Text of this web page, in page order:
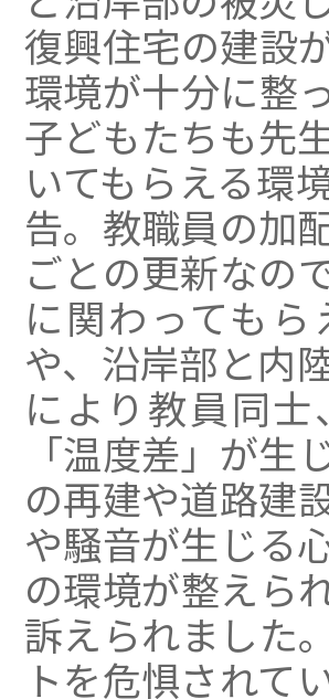
復興住宅の建設
環境が十分に整
子どもたちも先
いてもらえる環
告。教職員の加
ごとの更新なの
に関わっても
や、沿岸部と内
により教員同
「温度差」が生
の再建や道路建
や騒音が生じる
の環境が整えら
訴えられました
トを危惧されて